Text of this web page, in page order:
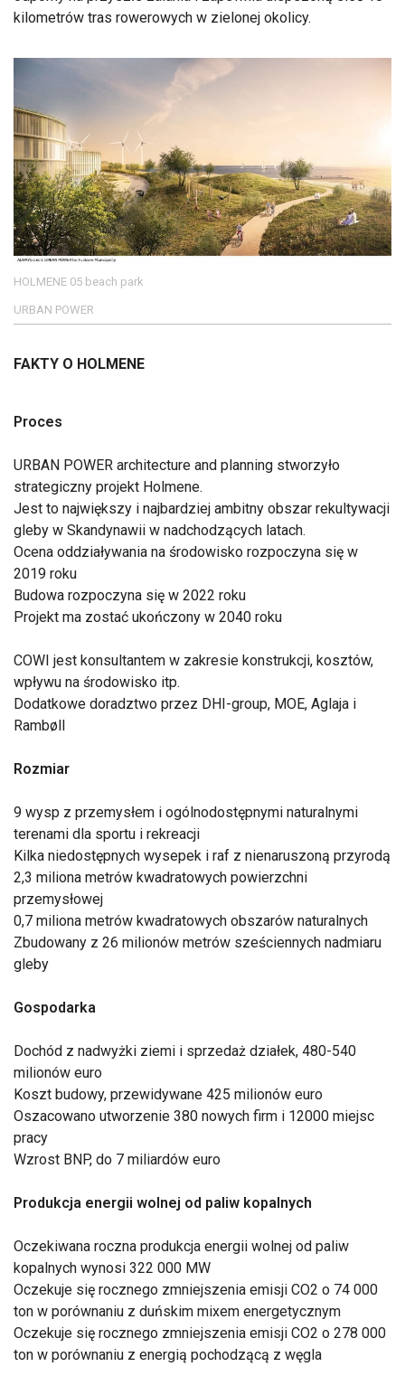
kilometrów tras rowerowych w zielonej okolicy.
HOLMENE 05 beach park
URBAN POWER
FAKTY O HOLMENE
Proces
URBAN POWER architecture and planning stworzyło
strategiczny projekt Holmene.
Jest to największy i najbardziej ambitny obszar rekultywacji
gleby w Skandynawii w nadchodzących latach.
Ocena oddziaływania na środowisko rozpoczyna się w
2019 roku
Budowa rozpoczyna się w 2022 roku
Projekt ma zostać ukończony w 2040 roku
COWI jest konsultantem w zakresie konstrukcji, kosztów,
wpływu na środowisko itp.
Dodatkowe doradztwo przez DHI-group, MOE, Aglaja i
Rambøll
Rozmiar
9 wysp z przemysłem i ogólnodostępnymi naturalnymi
terenami dla sportu i rekreacji
Kilka niedostępnych wysepek i raf z nienaruszoną przyrodą
2,3 miliona metrów kwadratowych powierzchni
przemysłowej
0,7 miliona metrów kwadratowych obszarów naturalnych
Zbudowany z 26 milionów metrów sześciennych nadmiaru
gleby
Gospodarka
Dochód z nadwyżki ziemi i sprzedaż działek, 480-540
milionów euro
Koszt budowy, przewidywane 425 milionów euro
Oszacowano utworzenie 380 nowych firm i 12000 miejsc
pracy
Wzrost BNP, do 7 miliardów euro
Produkcja energii wolnej od paliw kopalnych
Oczekiwana roczna produkcja energii wolnej od paliw
kopalnych wynosi 322 000 MW
Oczekuje się rocznego zmniejszenia emisji CO2 o 74 000
ton w porównaniu z duńskim mixem energetycznym
Oczekuje się rocznego zmniejszenia emisji CO2 o 278 000
ton w porównaniu z energią pochodzącą z węgla